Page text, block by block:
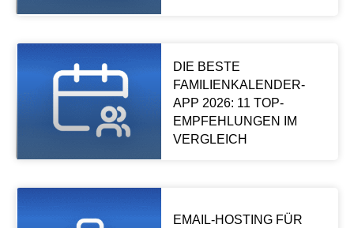
DIE BESTE
FAMILIENKALENDER-
APP 2026: 11 TOP-
EMPFEHLUNGEN IM
VERGLEICH
EMAIL-HOSTING FÜR